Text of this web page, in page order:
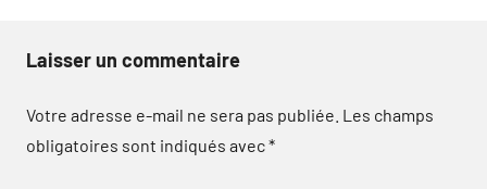
Laisser un commentaire
Votre adresse e-mail ne sera pas publiée. Les champs
obligatoires sont indiqués avec*